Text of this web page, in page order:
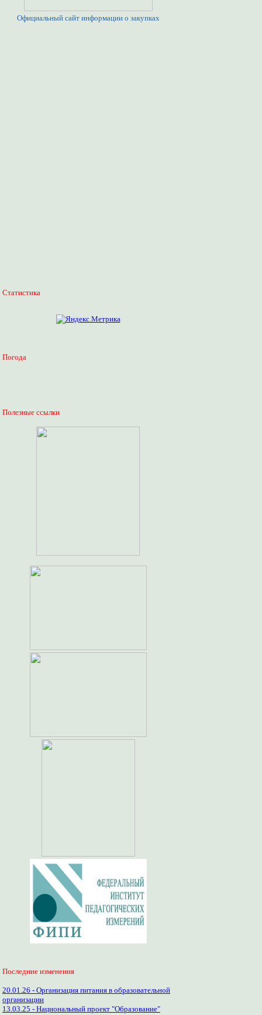
Официальный сайт информации о закупках
Статистика
Погода
Полезные ссылки
Последние изменения
20.01.26 - Организация питания в образовательной
организации
13.03.25 - Национальный проект "Образование"